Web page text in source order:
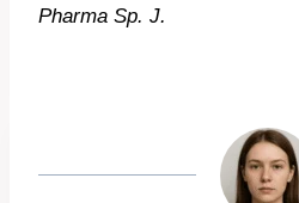
Pharma Sp. J.